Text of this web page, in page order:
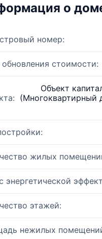
о
номер:
стоимости:
Объект
(Многоквартирный
жилых
энергетической
этажей:
нежилых